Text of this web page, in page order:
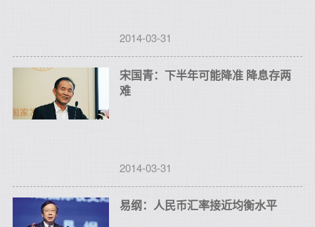
2014-03-31
宋国青：下半年可能降准 降息存两
难
2014-03-31
易纲：人民币汇率接近均衡水平